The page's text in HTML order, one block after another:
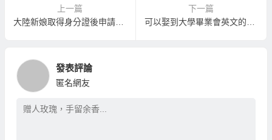
上一篇
大陸新娘取得身分證後申請大陸出生十二歲以下親生子女來臺定居方式
下一篇
發表評論
匿名網友